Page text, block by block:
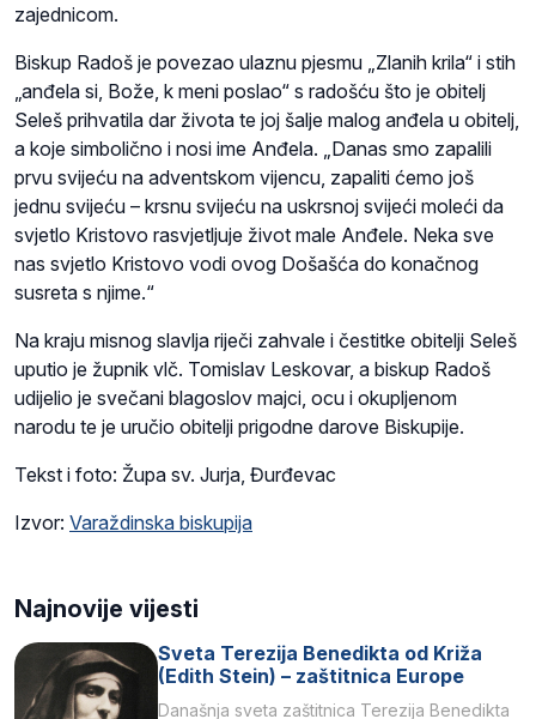
zajednicom.
Biskup Radoš je povezao ulaznu pjesmu „Zlanih krila“ i stih
„anđela si, Bože, k meni poslao“ s radošću što je obitelj
Seleš prihvatila dar života te joj šalje malog anđela u obitelj,
a koje simbolično i nosi ime Anđela. „Danas smo zapalili
prvu svijeću na adventskom vijencu, zapaliti ćemo još
jednu svijeću – krsnu svijeću na uskrsnoj svijeći moleći da
svjetlo Kristovo rasvjetljuje život male Anđele. Neka sve
nas svjetlo Kristovo vodi ovog Došašća do konačnog
susreta s njime.“
Na kraju misnog slavlja riječi zahvale i čestitke obitelji Seleš
uputio je župnik vlč. Tomislav Leskovar, a biskup Radoš
udijelio je svečani blagoslov majci, ocu i okupljenom
narodu te je uručio obitelji prigodne darove Biskupije.
Tekst i foto: Župa sv. Jurja, Đurđevac
Izvor: Varaždinska biskupija
Najnovije vijesti
Sveta Terezija Benedikta od Križa
(Edith Stein) – zaštitnica Europe
Današnja sveta zaštitnica Terezija Benedikta